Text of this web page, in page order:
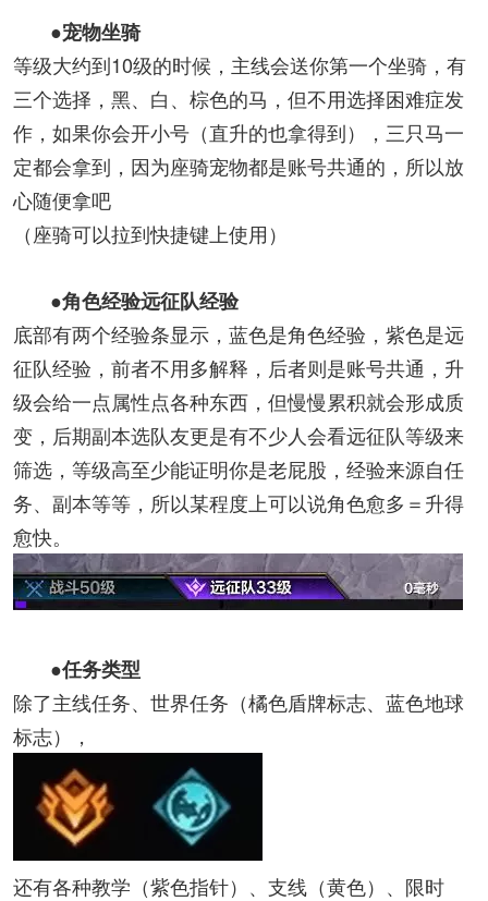
●宠物坐骑
等级大约到10级的时候，主线会送你第一个坐骑，有
三个选择，黑、白、棕色的马，但不用选择困难症发
作，如果你会开小号（直升的也拿得到），三只马一
定都会拿到，因为座骑宠物都是账号共通的，所以放
心随便拿吧
（座骑可以拉到快捷键上使用）
●角色经验远征队经验
底部有两个经验条显示，蓝色是角色经验，紫色是远
征队经验，前者不用多解释，后者则是账号共通，升
级会给一点属性点各种东西，但慢慢累积就会形成质
变，后期副本选队友更是有不少人会看远征队等级来
筛选，等级高至少能证明你是老屁股，经验来源自任
务、副本等等，所以某程度上可以说角色愈多＝升得
愈快。
●任务类型
除了主线任务、世界任务（橘色盾牌标志、蓝色地球
标志），
还有各种教学（紫色指针）、支线（黄色）、限时